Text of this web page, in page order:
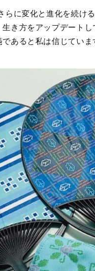
らに変化と進化を続け
き方をアップデート
あると私は信じていま